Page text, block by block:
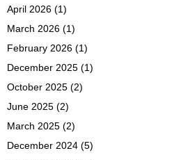
April 2026 (1)
March 2026 (1)
February 2026 (1)
December 2025 (1)
October 2025 (2)
June 2025 (2)
March 2025 (2)
December 2024 (5)